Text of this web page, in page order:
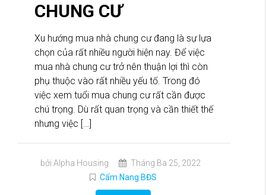
CHUNG CƯ
Xu hướng mua nhà chung cư đang là sự lựa
chọn của rất nhiều người hiện nay. Để việc
mua nhà chung cư trở nên thuận lợi thì còn
phụ thuộc vào rất nhiều yếu tố. Trong đó
việc xem tuổi mua chung cư rất cần được
chú trọng. Dù rất quan trọng và cần thiết thế
nhưng việc […]
bởi Alpha Housing
Tháng Ba 25, 2022
Cẩm Nang BĐS